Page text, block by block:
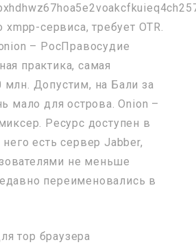
сервиса, требует OTR.
– РосПравосудие
практика, самая
Допустим, на Бали за
мало для острова. Onion –
Ресурс доступен в
есть сервер Jabber,
не меньше
переименовались в